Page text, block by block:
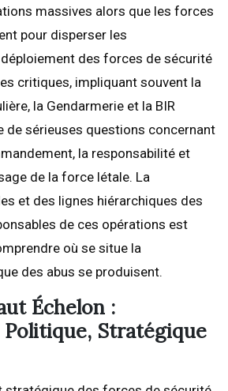
massives alors que les forces
pour disperser les
des forces de sécurité
critiques, impliquant souvent la
la Gendarmerie et la BIR
de sérieuses questions concernant
la responsabilité et
de la force létale. La
et des lignes hiérarchiques des
de ces opérations est
où se situe la
des abus se produisent.
Échelon :
Politique, Stratégique